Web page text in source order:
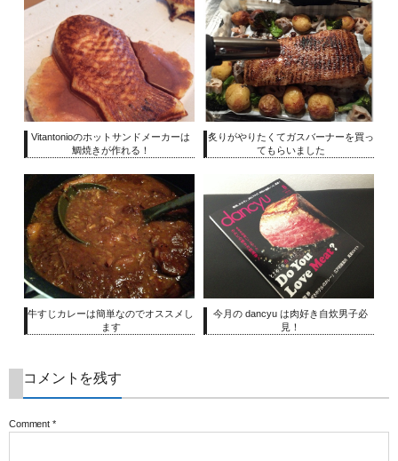
Vitantonioのホットサンドメーカーは
鯛焼きが作れる！
炙りがやりたくてガスバーナーを買っ
てもらいました
牛すじカレーは簡単なのでオススメし
ます
今月の dancyu は肉好き自炊男子必
見！
コメントを残す
Comment *